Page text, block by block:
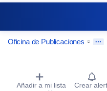
Oficina de Publicaciones
Procurement
Añadir a mi lista Crear